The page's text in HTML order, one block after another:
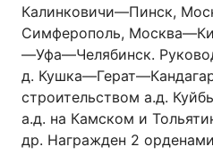
Калинковичи—Пинск,
Симферополь,
—Уфа—Челябинск.
д.
строительством а.д.
а.д. на Камском и
др. Награжден 2